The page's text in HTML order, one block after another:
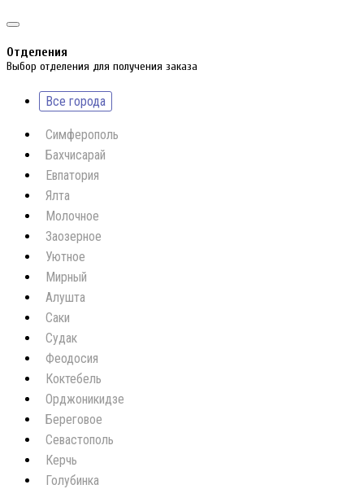
Отделения
Выбор отделения для получения заказа
Все города
Симферополь
Бахчисарай
Евпатория
Ялта
Молочное
Заозерное
Уютное
Мирный
Алушта
Саки
Судак
Феодосия
Коктебель
Орджоникидзе
Береговое
Севастополь
Керчь
Голубинка